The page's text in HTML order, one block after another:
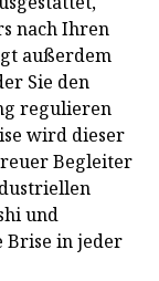
nach Ihren
außerdem
Sie den
regulieren
wird dieser
Begleiter
und
Brise in jeder